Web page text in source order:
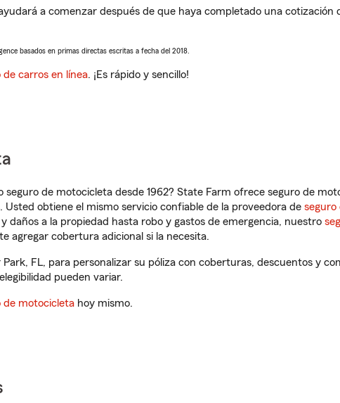
a comenzar después de que haya completado una cotización
basados en primas directas escritas a fecha del 2018.
carros en línea. ¡Es rápido y sencillo!
seguro de motocicleta desde 1962? State Farm ofrece seguro de
obtiene el mismo servicio confiable de la proveedora de seguro
daños a la propiedad hasta robo y gastos de emergencia, nuestro
agregar cobertura adicional si la necesita.
FL, para personalizar su póliza con coberturas, descuentos y
pueden variar.
de motocicleta hoy mismo.